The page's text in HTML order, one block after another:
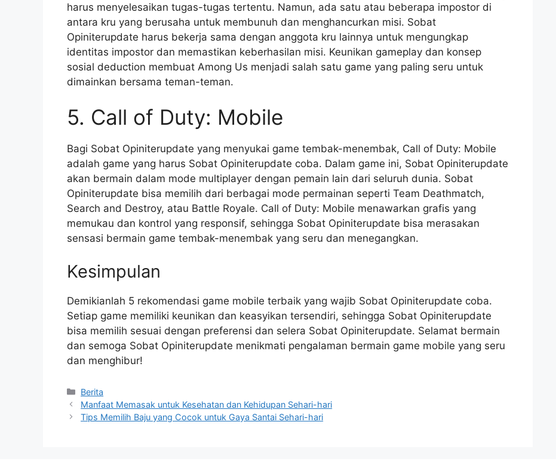
harus menyelesaikan tugas-tugas tertentu. Namun, ada satu atau beberapa impostor di
antara kru yang berusaha untuk membunuh dan menghancurkan misi. Sobat
Opiniterupdate harus bekerja sama dengan anggota kru lainnya untuk mengungkap
identitas impostor dan memastikan keberhasilan misi. Keunikan gameplay dan konsep
sosial deduction membuat Among Us menjadi salah satu game yang paling seru untuk
dimainkan bersama teman-teman.
5. Call of Duty: Mobile
Bagi Sobat Opiniterupdate yang menyukai game tembak-menembak, Call of Duty: Mobile
adalah game yang harus Sobat Opiniterupdate coba. Dalam game ini, Sobat Opiniterupdate
akan bermain dalam mode multiplayer dengan pemain lain dari seluruh dunia. Sobat
Opiniterupdate bisa memilih dari berbagai mode permainan seperti Team Deathmatch,
Search and Destroy, atau Battle Royale. Call of Duty: Mobile menawarkan grafis yang
memukau dan kontrol yang responsif, sehingga Sobat Opiniterupdate bisa merasakan
sensasi bermain game tembak-menembak yang seru dan menegangkan.
Kesimpulan
Demikianlah 5 rekomendasi game mobile terbaik yang wajib Sobat Opiniterupdate coba.
Setiap game memiliki keunikan dan keasyikan tersendiri, sehingga Sobat Opiniterupdate
bisa memilih sesuai dengan preferensi dan selera Sobat Opiniterupdate. Selamat bermain
dan semoga Sobat Opiniterupdate menikmati pengalaman bermain game mobile yang seru
dan menghibur!
Categories
Berita
Manfaat Memasak untuk Kesehatan dan Kehidupan Sehari-hari
Tips Memilih Baju yang Cocok untuk Gaya Santai Sehari-hari